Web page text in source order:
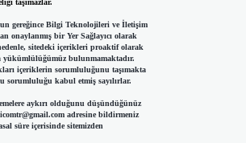
taşımazlar.
gereğince Bilgi Teknolojileri ve İletişim
onaylanmış bir Yer Sağlayıcı olarak
sitedeki içerikleri proaktif olarak
yükümlülüğümüz bulunmamaktadır.
içeriklerin sorumluluğunu taşımakta
sorumluluğu kabul etmiş sayılırlar.
aykırı olduğunu düşündüğünüz
adresine bildirmeniz
süre içerisinde sitemizden